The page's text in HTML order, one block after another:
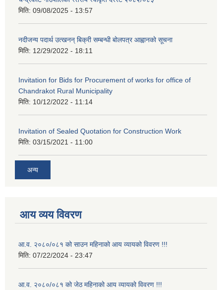
मिति: 09/08/2025 - 13:57
नदीजन्य पदार्थ उत्खनन् बिक्री सम्बन्धी बोलपत्र आह्वानको सूचना
मिति: 12/29/2022 - 18:11
Invitation for Bids for Procurement of works for office of
Chandrakot Rural Municipality
मिति: 10/12/2022 - 11:14
Invitation of Sealed Quotation for Construction Work
मिति: 03/15/2021 - 11:00
अन्य
आय व्यय विवरण
आ.व. २०८०/०८१ को साउन महिनाको आय व्यायको विवरण !!!
मिति: 07/22/2024 - 23:47
आ.व. २०८०/०८१ को जेठ महिनाको आय व्यायको विवरण !!!